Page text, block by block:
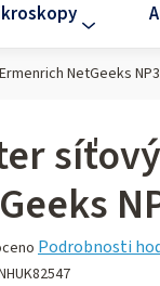
NetGeeks
Podrobnosti